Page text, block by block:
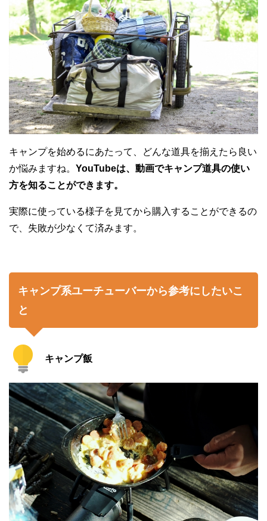
キャンプを始めるにあたって、どんな道具を揃えたら良い
か悩みますね。 YouTubeは、動画でキャンプ道具の使い
方を知ることができます。
実際に使っている様子を見てから購入することができるの
で、失敗が少なくて済みます。
キャンプ系ユーチューバーから参考にしたいこ
と
キャンプ飯